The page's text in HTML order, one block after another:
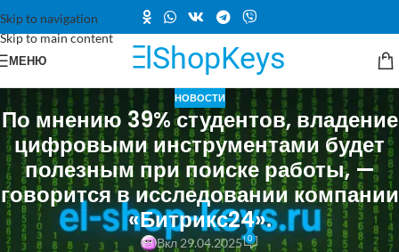
Skip to navigation
Skip to main content
МЕНЮ
НОВОСТИ
По мнению 39% студентов, владение
цифровыми инструментами будет
полезным при поиске работы, —
говорится в исследовании компании
«Битрикс24».
Вкл 29.04.2025 0